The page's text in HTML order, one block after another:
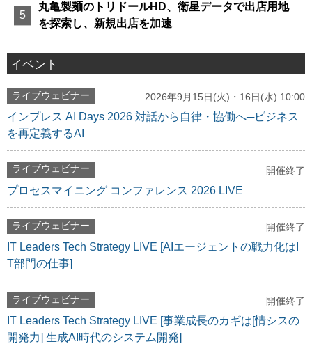
丸亀製麺のトリドールHD、衛星データで出店用地
を探索し、新規出店を加速
イベント
ライブウェビナー 2026年9月15日(火)・16日(水) 10:00
インプレス AI Days 2026 対話から自律・協働へ─ビジネス
を再定義するAI
ライブウェビナー 開催終了
プロセスマイニング コンファレンス 2026 LIVE
ライブウェビナー 開催終了
IT Leaders Tech Strategy LIVE [AIエージェントの戦力化はI
T部門の仕事]
ライブウェビナー 開催終了
IT Leaders Tech Strategy LIVE [事業成長のカギは[情シスの
開発力] 生成AI時代のシステム開発]